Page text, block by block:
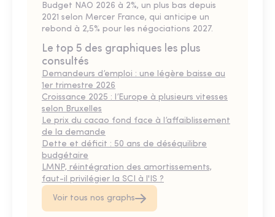
Budget NAO 2026 à 2%, un plus bas depuis
2021 selon Mercer France, qui anticipe un
rebond à 2,5% pour les négociations 2027.
Le top 5 des graphiques les plus
consultés
Demandeurs d’emploi : une légère baisse au
1er trimestre 2026
Croissance 2025 : l’Europe à plusieurs vitesses
selon Bruxelles
Le prix du cacao fond face à l’affaiblissement
de la demande
Dette et déficit : 50 ans de déséquilibre
budgétaire
LMNP, réintégration des amortissements,
faut-il privilégier la SCI à l'IS ?
Voir tous nos graphs